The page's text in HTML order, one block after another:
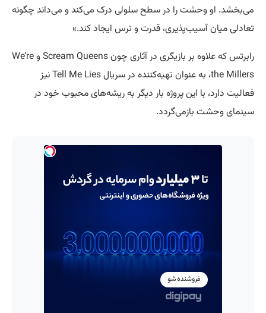
می‌بخشد. او وحشت را در سطح سلولی درک می‌کند و می‌داند چگونه
تعادلی میان آسیب‌پذیری، قدرت و ترس ایجاد کند.»
رابرتس که علاوه بر بازیگری در آثاری چون Scream Queens و We’re
the Millers، به عنوان تهیه‌کننده در سریال Tell Me Lies نیز
فعالیت دارد، با این پروژه بار دیگر به ریشه‌های محبوب خود در
سینمای وحشت بازمی‌گردد.